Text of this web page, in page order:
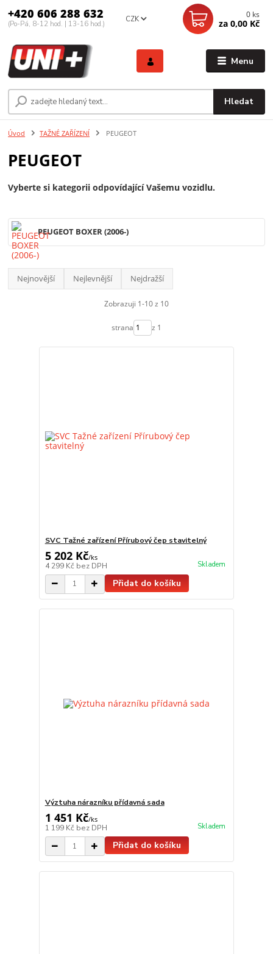
Menu
CZK
Hledat
+420 606 288 632
(Po-Pá, 8-12 hod. | 13-16 hod.)
0 ks
za 0,00 Kč
Úvod TAŽNÉ ZAŘÍZENÍ PEUGEOT
PEUGEOT
Vyberte si kategorii odpovídající Vašemu vozidlu.
PEUGEOT BOXER (2006-)
Nejnovější Nejlevnější Nejdražší
Zobrazuji 1-10 z 10
strana z 1
SVC Tažné zařízení Přírubový čep stavitelný
5 202 Kč/ks
4 299 Kč bez DPH Skladem
Přidat do košíku
Výztuha nárazníku přídavná sada
1 451 Kč/ks
1 199 Kč bez DPH Skladem
Přidat do košíku